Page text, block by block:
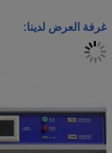
غرفة العرض لدينا: